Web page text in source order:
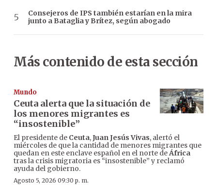
Consejeros de IPS también estarían en la mira
junto a Bataglia y Brítez, según abogado
Más contenido de esta sección
Mundo
Ceuta alerta que la situación de
los menores migrantes es
“insostenible”
El presidente de Ceuta,Juan Jesús Vivas, alertó el
miércoles de que la cantidad de menores migrantes que
quedan en este enclave español en el norte deÁfrica
tras la crisis migratoria es “insostenible” y reclamó
ayuda del gobierno.
Agosto 5, 2026 09:30 p. m.